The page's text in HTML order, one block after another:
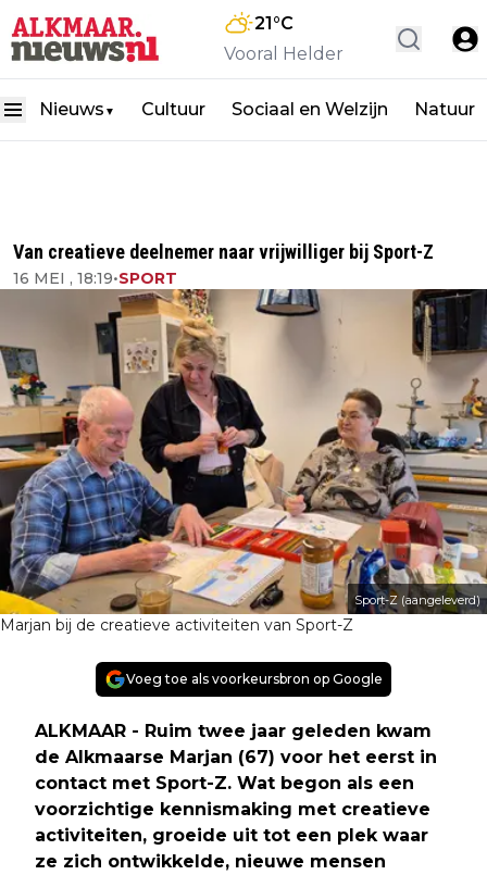
21°C
Vooral Helder
Nieuws ▼ Cultuur Sociaal en Welzijn Natuur
Van creatieve deelnemer naar vrijwilliger bij Sport-Z
16 MEI , 18:19•SPORT
Sport-Z (aangeleverd)
Marjan bij de creatieve activiteiten van Sport-Z
Voeg toe als voorkeursbron op Google
ALKMAAR - Ruim twee jaar geleden kwam
de Alkmaarse Marjan (67) voor het eerst in
contact met Sport-Z. Wat begon als een
voorzichtige kennismaking met creatieve
activiteiten, groeide uit tot een plek waar
ze zich ontwikkelde, nieuwe mensen